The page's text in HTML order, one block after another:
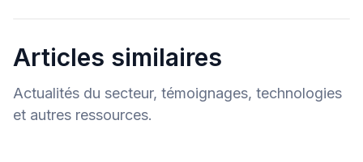
Articles similaires
Actualités du secteur, témoignages, technologies
et autres ressources.